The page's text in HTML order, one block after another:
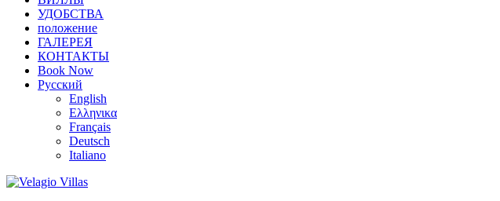
УДОБСТВА
положение
ГАЛЕРЕЯ
КОНТАКТЫ
Book Now
Русский
English
Ελληνικα
Français
Deutsch
Italiano